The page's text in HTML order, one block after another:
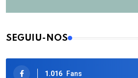
SEGUIU-NOS
1.016 Fans